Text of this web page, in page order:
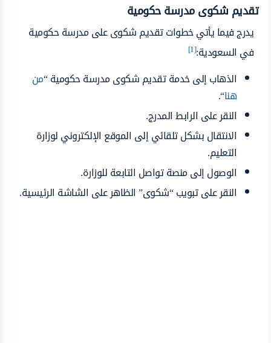
تقديم شكوى مدرسة حكومية
يدرج فيما يأتي خطوات تقديم شكوى على مدرسة حكومية
في السعودية:[1]
الذهاب إلى خدمة تقديم شكوى مدرسة حكومية “من
هنا“.
النقر على الرابط المدرج.
الانتقال بشكل تلقائي إلى الموقع الإلكتروني لوزارة
التعليم.
الوصول إلى منصة تواصل التابعة للوزارة.
النقر على تبويب “شكوى” الظاهر على الشاشة الرئيسية.